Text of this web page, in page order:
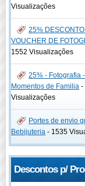
Visualizações
25%
VOUCHER DE
1552 Visualizações
25% - Fotografia -
Momentos de Familia -
Visualizações
Portes de envio
Bebijuteria - 1535
Descontos p/